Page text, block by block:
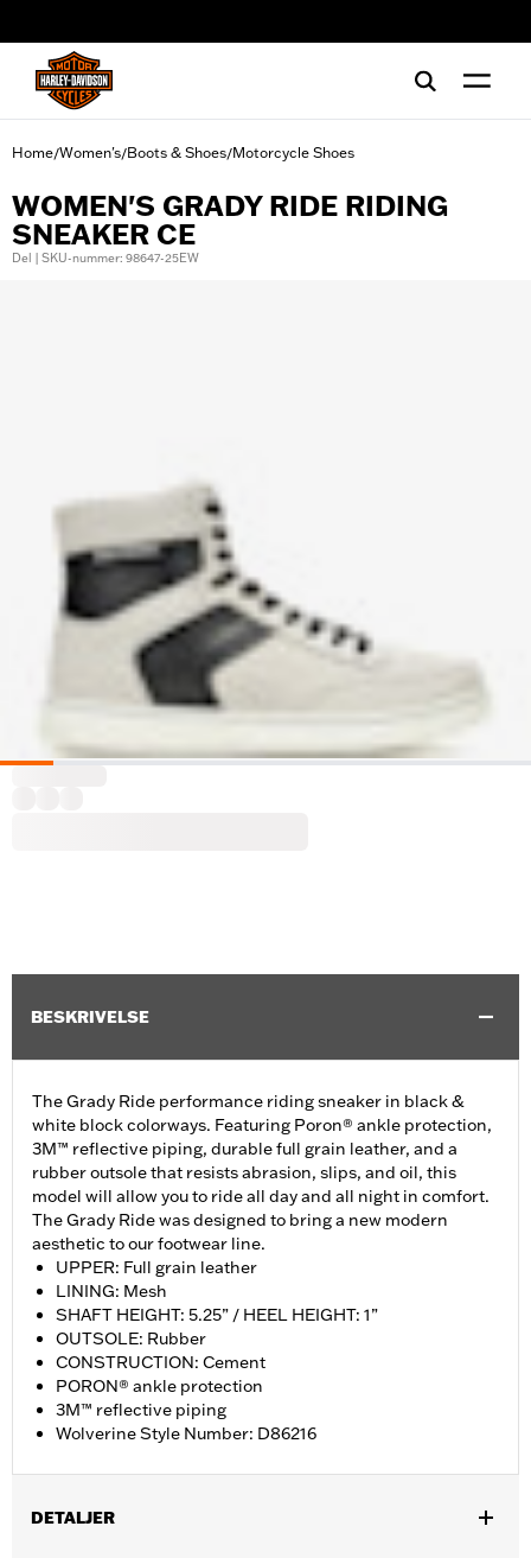
Home/Women's/Boots & Shoes/Motorcycle Shoes
WOMEN'S GRADY RIDE RIDING
SNEAKER CE
Del | SKU-nummer: 98647-25EW
BESKRIVELSE
The Grady Ride performance riding sneaker in black &
white block colorways. Featuring Poron® ankle protection,
3M™ reflective piping, durable full grain leather, and a
rubber outsole that resists abrasion, slips, and oil, this
model will allow you to ride all day and all night in comfort.
The Grady Ride was designed to bring a new modern
aesthetic to our footwear line.
UPPER: Full grain leather
LINING: Mesh
SHAFT HEIGHT: 5.25” / HEEL HEIGHT: 1”
OUTSOLE: Rubber
CONSTRUCTION: Cement
PORON® ankle protection
3M™ reflective piping
Wolverine Style Number: D86216
DETALJER